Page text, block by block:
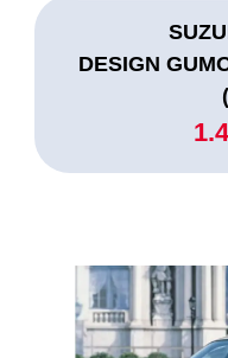
DESIGN